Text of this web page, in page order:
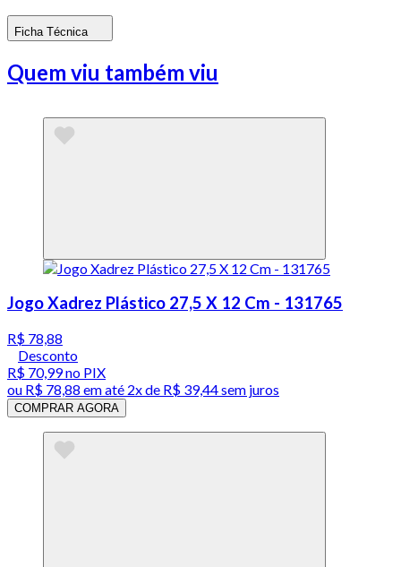
Ficha Técnica
Quem viu também viu
Jogo Xadrez Plástico 27,5 X 12 Cm - 131765
R$ 78,88
Desconto
R$ 70,99no PIX
ou R$ 78,88 em até 2x de R$ 39,44 sem juros
COMPRAR AGORA